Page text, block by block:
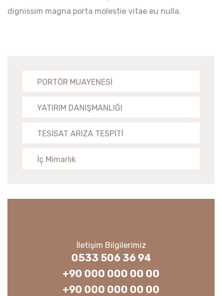
dignissim magna porta molestie vitae eu nulla.
PORTÖR MUAYENESİ
YATIRIM DANIŞMANLIĞI
TESİSAT ARIZA TESPİTİ
İç Mimarlık
İletişim Bilgilerimiz
0533 506 36 94
+90 000 000 00 00
+90 000 000 00 00